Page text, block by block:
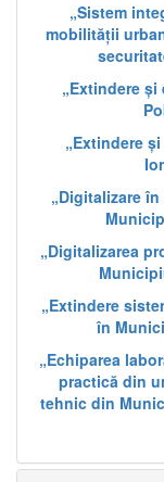
„Sistem
mobilității
„Extindere și
„Extindere
„Digitalizare
„Digitalizarea
„Extindere
în
„Echiparea
practică din
tehnic din